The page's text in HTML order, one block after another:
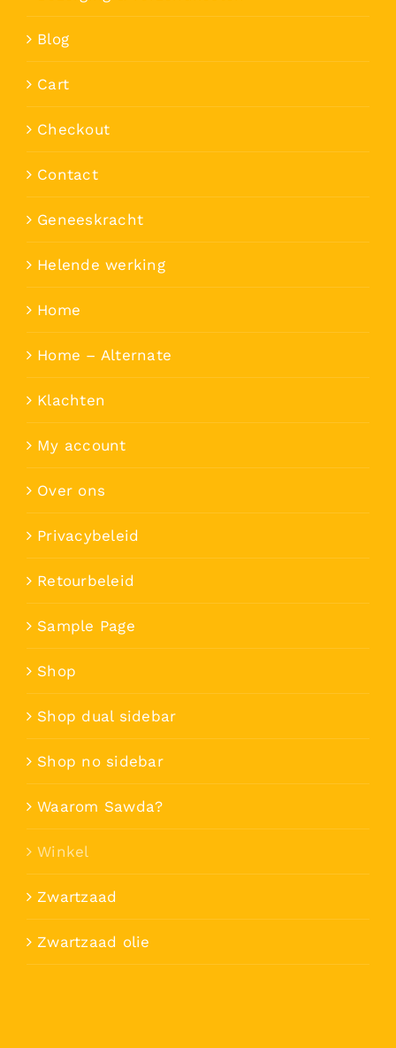
Blog
Cart
Checkout
Contact
Geneeskracht
Helende werking
Home
Home – Alternate
Klachten
My account
Over ons
Privacybeleid
Retourbeleid
Sample Page
Shop
Shop dual sidebar
Shop no sidebar
Waarom Sawda?
Winkel
Zwartzaad
Zwartzaad olie